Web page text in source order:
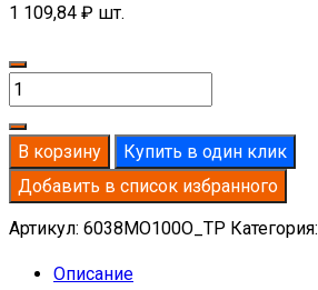
1 109,84 ₽ шт.
Количество
товара
Отвод
базальтовый
D38-
T60
100
В корзину
Купить в один клик
Добавить в список избранного
Артикул: 6038MO100O_TP Категория:
Описание